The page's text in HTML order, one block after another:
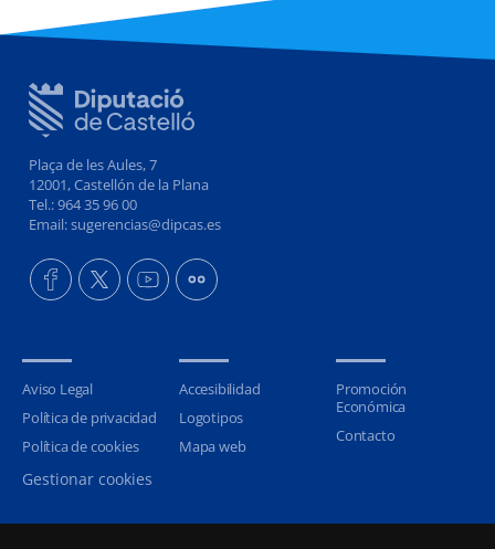
Plaça de les Aules, 7
12001, Castellón de la Plana
Tel.: 964 35 96 00
Email: sugerencias@dipcas.es
Aviso Legal
Política de privacidad
Política de cookies
Gestionar cookies
Accesibilidad
Logotipos
Mapa web
Promoción
Económica
Contacto